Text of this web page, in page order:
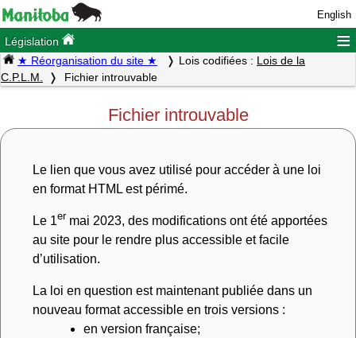
English
Législation ≡
★ Réorganisation du site ★ Lois codifiées : Lois de la
C.P.L.M.
Fichier introuvable
Fichier introuvable
Le lien que vous avez utilisé pour accéder à une loi
en format HTML est périmé.
Le 1er mai 2023, des modifications ont été apportées
au site pour le rendre plus accessible et facile
d’utilisation.
La loi en question est maintenant publiée dans un
nouveau format accessible en trois versions :
en version française;